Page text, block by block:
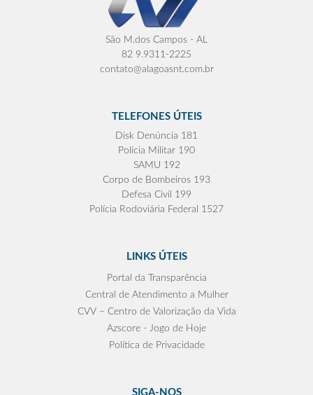
São M.dos Campos - AL
82 9.9311-2225
contato@alagoasnt.com.br
TELEFONES ÚTEIS
Disk Denúncia 181
Polícia Militar 190
SAMU 192
Corpo de Bombeiros 193
Defesa Civil 199
Polícia Rodoviária Federal 1527
LINKS ÚTEIS
Portal da Transparência
Central de Atendimento a Mulher
CVV – Centro de Valorização da Vida
Azscore - Jogo de Hoje
Política de Privacidade
SIGA-NOS